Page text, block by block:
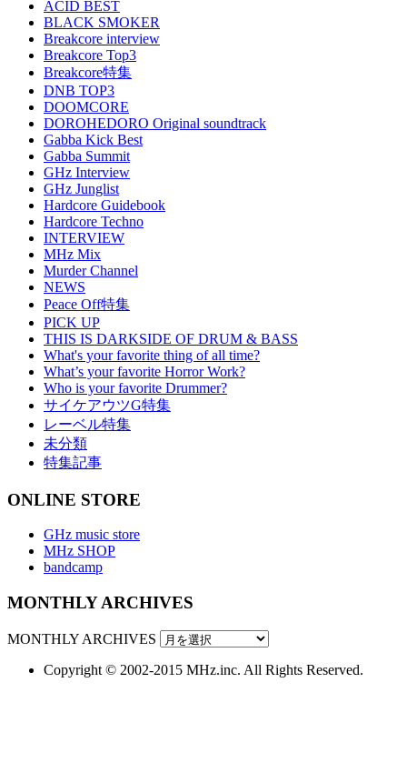
ACID BEST
BLACK SMOKER
Breakcore interview
Breakcore Top3
Breakcore特集
DNB TOP3
DOOMCORE
DOROHEDORO Original soundtrack
Gabba Kick Best
Gabba Summit
GHz Interview
GHz Junglist
Hardcore Guidebook
Hardcore Techno
INTERVIEW
MHz Mix
Murder Channel
NEWS
Peace Off特集
PICK UP
THIS IS DARKSIDE OF DRUM & BASS
What's your favorite thing of all time?
What’s your favorite Horror Work?
Who is your favorite Drummer?
サイケアウツG特集
レーベル特集
未分類
特集記事
ONLINE STORE
GHz music store
MHz SHOP
bandcamp
MONTHLY ARCHIVES
MONTHLY ARCHIVES
Copyright © 2002-2015 MHz.inc. All Rights Reserved.